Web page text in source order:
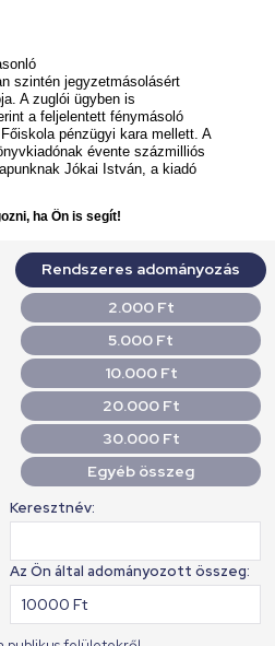
szintén jegyzetmásolásért
A zuglói ügyben is
a feljelentett fénymásoló
pénzügyi kara mellett. A
évente százmilliós
Jókai István, a kiadó
ha Ön is segít!